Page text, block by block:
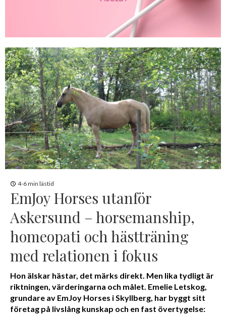
4-6 min lästid
EmJoy Horses utanför
Askersund – horsemanship,
homeopati och hästträning
med relationen i fokus
Hon älskar hästar, det märks direkt. Men lika tydligt är
riktningen, värderingarna och målet. Emelie Letskog,
grundare av EmJoy Horses i Skyllberg, har byggt sitt
företag på livslång kunskap och en fast övertygelse: